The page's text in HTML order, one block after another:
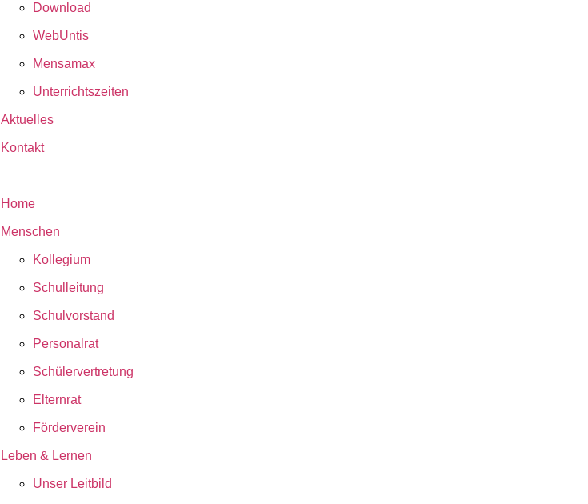
Download
WebUntis
Mensamax
Unterrichtszeiten
Aktuelles
Kontakt
Home
Menschen
Kollegium
Schulleitung
Schulvorstand
Personalrat
Schülervertretung
Elternrat
Förderverein
Leben & Lernen
Unser Leitbild